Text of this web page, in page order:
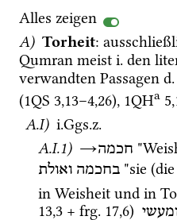
Alles zeigen
A) Torheit:
Qumran meist i. den
verwandten Passagen d.
(1QS 3,13–4,26), 1QHa 5,
A.I) i.Ggs.z.
A.I.1) →חכמה
בחכמה ואולת
"sie
in Weisheit und in
13,3 + frg. 17,6)